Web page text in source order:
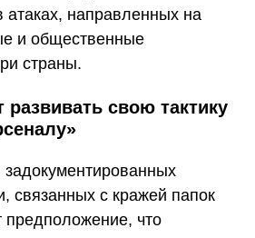
атаках, направленных на
и общественные
страны.
свою тактику
задокументированных
связанных с кражей папок
предположение, что